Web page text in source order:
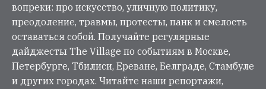
вопреки: про искусство, уличную политику,
преодоление, травмы, протесты, панк и смелость
оставаться собой. Получайте регулярные
дайджесты The Village по событиям в Москве,
Петербурге, Тбилиси, Ереване, Белграде, Стамбуле
и других городах. Читайте наши репортажи,